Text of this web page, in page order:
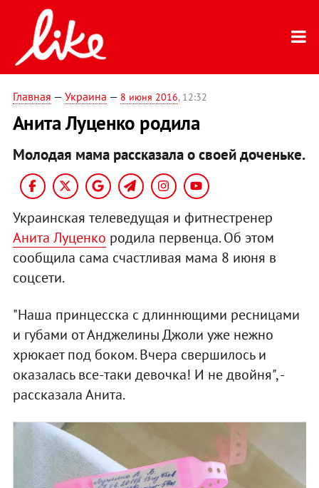
Главная — Украина — 8 июня 2016, 12:32
Анита Луценко родила
Молодая мама рассказала о своей доченьке.
Украинская телеведущая и фитнестренер
Анита Луценко родила первенца. Об этом
сообщила сама счастливая мама 8 июня в
соцсети.
"Наша принцесска с длиннющими ресницами
и губами от Анджелины Джоли уже нежно
хрюкает под боком. Вчера свершилось и
оказалась все-таки девочка! И не двойня", -
рассказала Анита.